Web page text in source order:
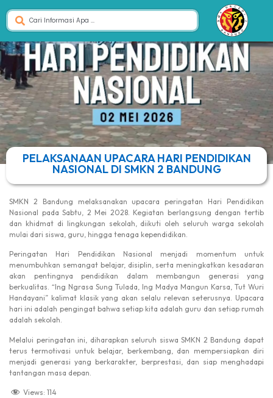
PELAKSANAAN UPACARA HARI PENDIDIKAN
NASIONAL DI SMKN 2 BANDUNG
SMKN 2 Bandung melaksanakan upacara peringatan Hari Pendidikan
Nasional pada Sabtu, 2 Mei 2028. Kegiatan berlangsung dengan tertib
dan khidmat di lingkungan sekolah, diikuti oleh seluruh warga sekolah
mulai dari siswa, guru, hingga tenaga kependidikan.
Peringatan Hari Pendidikan Nasional menjadi momentum untuk
menumbuhkan semangat belajar, disiplin, serta meningkatkan kesadaran
akan pentingnya pendidikan dalam membangun generasi yang
berkualitas. “Ing Ngrasa Sung Tulada, Ing Madya Mangun Karsa, Tut Wuri
Handayani” kalimat klasik yang akan selalu relevan seterusnya. Upacara
hari ini adalah pengingat bahwa setiap kita adalah guru dan setiap rumah
adalah sekolah.
Melalui peringatan ini, diharapkan seluruh siswa SMKN 2 Bandung dapat
terus termotivasi untuk belajar, berkembang, dan mempersiapkan diri
menjadi generasi yang berkarakter, berprestasi, dan siap menghadapi
tantangan masa depan.
Views: 114